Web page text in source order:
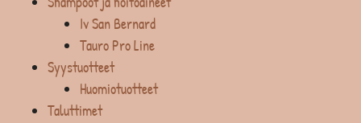
Iv San Bernard
Tauro Pro Line
Syystuotteet
Huomiotuotteet
Taluttimet